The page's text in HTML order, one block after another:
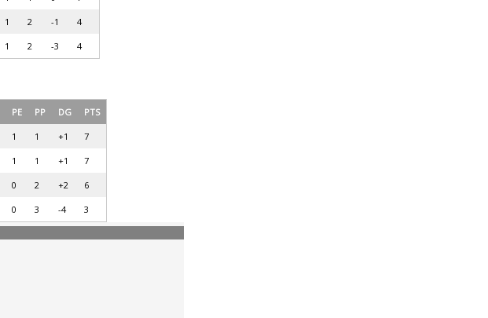
1 2 -1 4
1 2 -3 4
PE PP DG PTS
1 1 +1 7
1 1 +1 7
0 2 +2 6
0 3 -4 3